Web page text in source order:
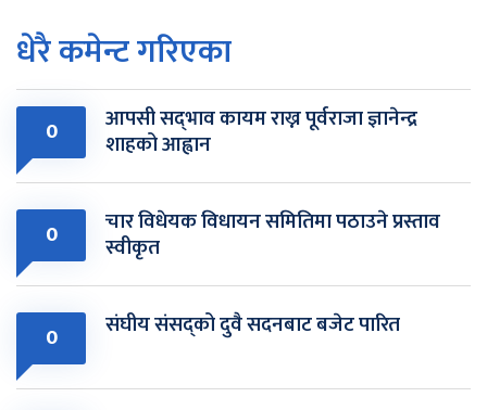
धेरै कमेन्ट गरिएका
0 आपसी सद्‌भाव कायम राख्न पूर्वराजा ज्ञानेन्द्र
शाहको आह्वान
0 चार विधेयक विधायन समितिमा पठाउने प्रस्ताव
स्वीकृत
0 संघीय संसद्को दुवै सदनबाट बजेट पारित